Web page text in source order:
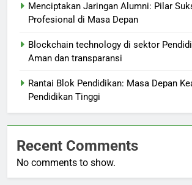
Menciptakan Jaringan Alumni: Pilar
Profesional di Masa Depan
Blockchain technology di sektor
Aman dan transparansi
Rantai Blok Pendidikan: Masa Depan
Pendidikan Tinggi
Recent Comments
No comments to show.